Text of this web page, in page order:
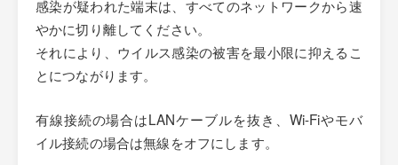
感染が疑われた端末は、すべてのネットワークから速
やかに切り離してください。
それにより、ウイルス感染の被害を最小限に抑えるこ
とにつながります。
有線接続の場合はLANケーブルを抜き、Wi-Fiやモバ
イル接続の場合は無線をオフにします。